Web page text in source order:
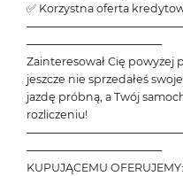
✅ Korzystna oferta
─────────────────
Zainteresował Cię powyżej
jeszcze nie sprzedałeś
jazdę próbną, a Twój
rozliczeniu!
─────────────────
KUPUJĄCEMU OFERUJEMY: